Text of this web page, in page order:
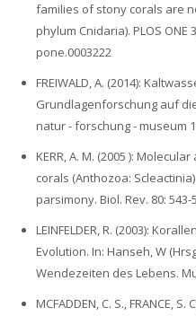
families of stony corals are
phylum Cnidaria). PLOS ONE
pone.0003222
FREIWALD, A. (2014):
Grundlagenforschung auf
natur - forschung - museum
KERR, A. M. (2005 ):
corals (Anthozoa:
parsimony. Biol. Rev. 80: 543-
LEINFELDER, R. (2003):
Evolution. In: Hanseh, W
Wendezeiten des Lebens.
MCFADDEN, C. S., FRANCE, S.